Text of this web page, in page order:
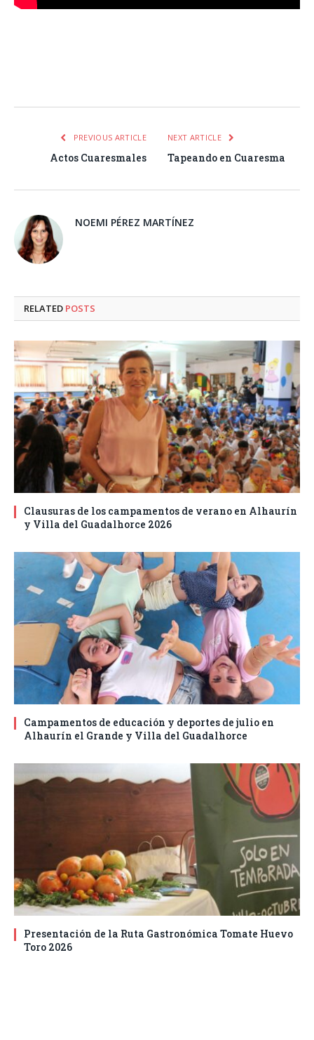
PREVIOUS ARTICLE
Actos Cuaresmales
NEXT ARTICLE
Tapeando en Cuaresma
NOEMI PÉREZ MARTÍNEZ
RELATED POSTS
Clausuras de los campamentos de verano en Alhaurín
y Villa del Guadalhorce 2026
Campamentos de educación y deportes de julio en
Alhaurín el Grande y Villa del Guadalhorce
Presentación de la Ruta Gastronómica Tomate Huevo
Toro 2026